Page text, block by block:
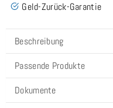
Geld-Zurück-Garantie
Beschreibung
Passende Produkte
Dokumente